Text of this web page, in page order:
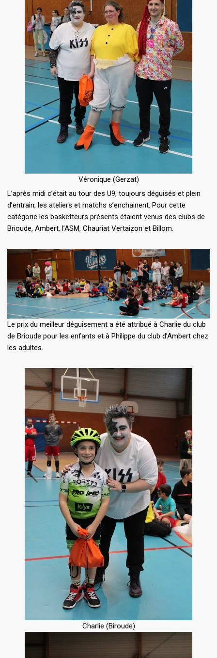
Véronique (Gerzat)
L’après midi c’était au tour des U9, toujours déguisés et plein
d’entrain, les ateliers et matchs s’enchainent. Pour cette
catégorie les basketteurs présents étaient venus des clubs de
Brioude, Ambert, l’ASM, Chauriat Vertaizon et Billom.
Le prix du meilleur déguisement a été attribué à Charlie du club
de Brioude pour les enfants et à Philippe du club d’Ambert chez
les adultes.
Charlie (Biroude)